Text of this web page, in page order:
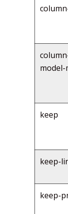
model-
keep
keep-
keep-